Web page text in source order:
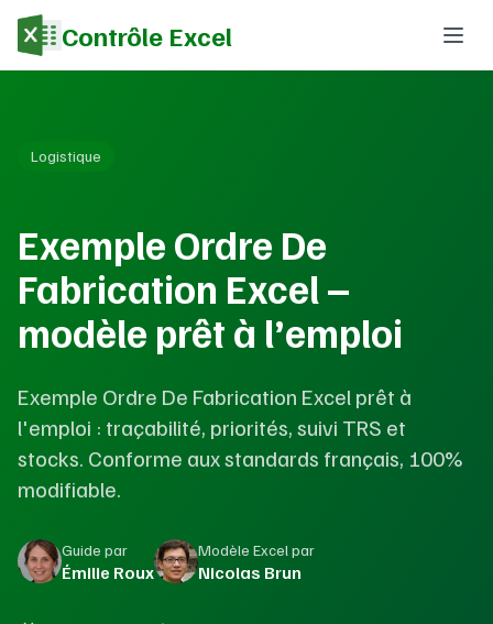
Contrôle Excel
Logistique
Exemple Ordre De
Fabrication Excel –
modèle prêt à l’emploi
Exemple Ordre De Fabrication Excel prêt à
l'emploi : traçabilité, priorités, suivi TRS et
stocks. Conforme aux standards français, 100%
modifiable.
Guide par
Émilie Roux
Modèle Excel par
Nicolas Brun